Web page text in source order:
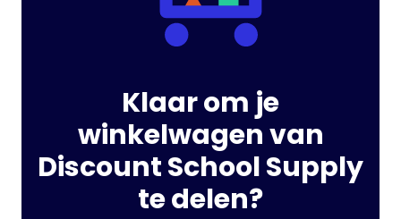
Klaar om je
winkelwagen van
Discount School Supply
te delen?